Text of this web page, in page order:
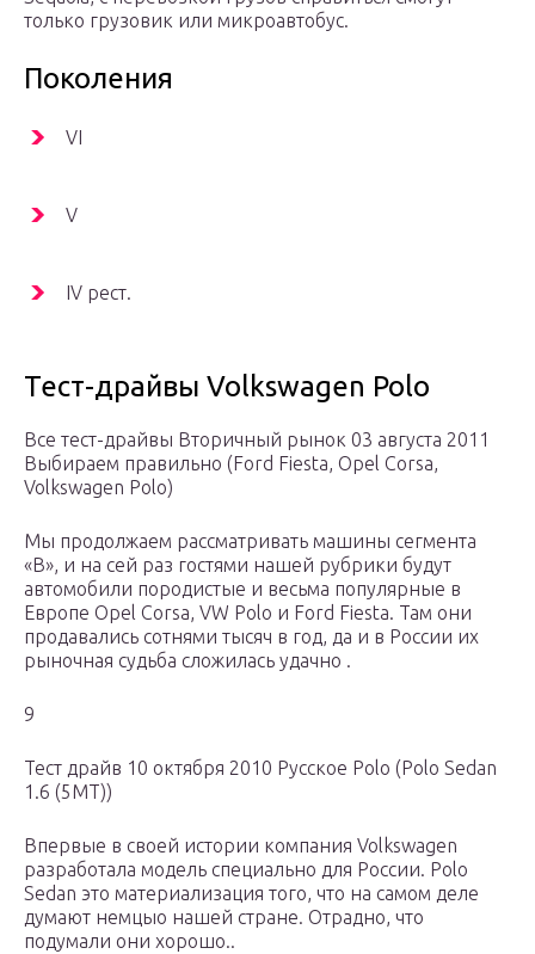
только грузовик или микроавтобус.
Поколения
VI
V
IV рест.
Тест-драйвы Volkswagen Polo
Все тест-драйвы Вторичный рынок 03 августа 2011
Выбираем правильно (Ford Fiesta, Opel Corsa,
Volkswagen Polo)
Мы продолжаем рассматривать машины сегмента
«B», и на сей раз гостями нашей рубрики будут
автомобили породистые и весьма популярные в
Европе Opel Corsa, VW Polo и Ford Fiesta. Там они
продавались сотнями тысяч в год, да и в России их
рыночная судьба сложилась удачно .
9
Тест драйв 10 октября 2010 Русское Polo (Polo Sedan
1.6 (5МТ))
Впервые в своей истории компания Volkswagen
разработала модель специально для России. Polo
Sedan это материализация того, что на самом деле
думают немцыо нашей стране. Отрадно, что
подумали они хорошо..